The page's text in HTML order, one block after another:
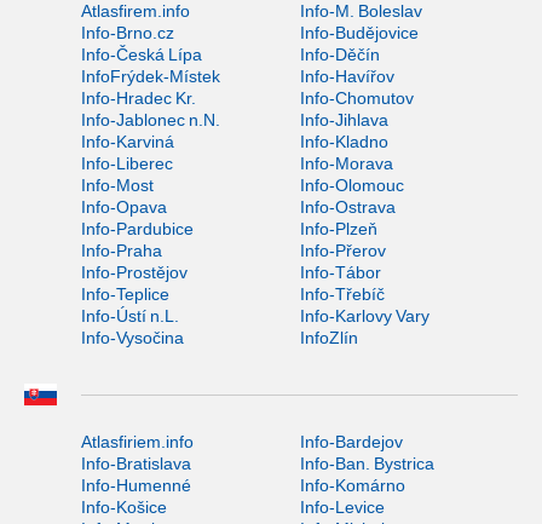
Atlasfirem.info
Info-M. Boleslav
Info-Brno.cz
Info-Budějovice
Info-Česká Lípa
Info-Děčín
InfoFrýdek-Místek
Info-Havířov
Info-Hradec Kr.
Info-Chomutov
Info-Jablonec n.N.
Info-Jihlava
Info-Karviná
Info-Kladno
Info-Liberec
Info-Morava
Info-Most
Info-Olomouc
Info-Opava
Info-Ostrava
Info-Pardubice
Info-Plzeň
Info-Praha
Info-Přerov
Info-Prostějov
Info-Tábor
Info-Teplice
Info-Třebíč
Info-Ústí n.L.
Info-Karlovy Vary
Info-Vysočina
InfoZlín
Atlasfiriem.info
Info-Bardejov
Info-Bratislava
Info-Ban. Bystrica
Info-Humenné
Info-Komárno
Info-Košice
Info-Levice